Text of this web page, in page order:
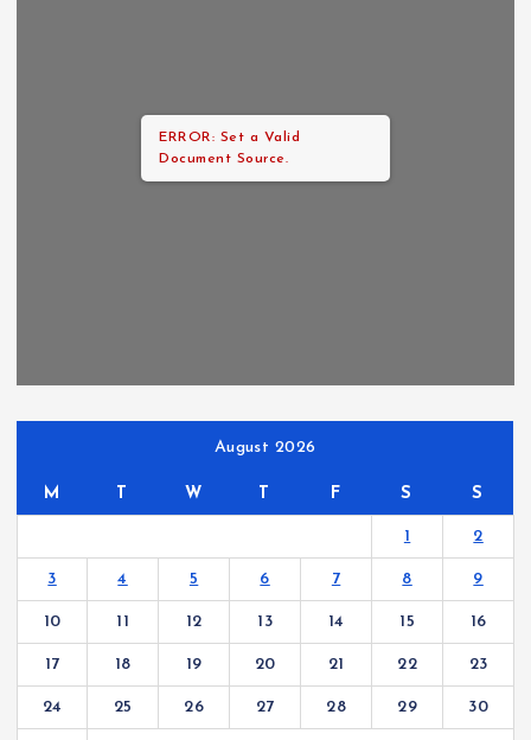
ERROR: Set a Valid
Document Source.
August 2026
M T W T F S S
1 2
3 4 5 6 7 8 9
10 11 12 13 14 15 16
17 18 19 20 21 22 23
24 25 26 27 28 29 30